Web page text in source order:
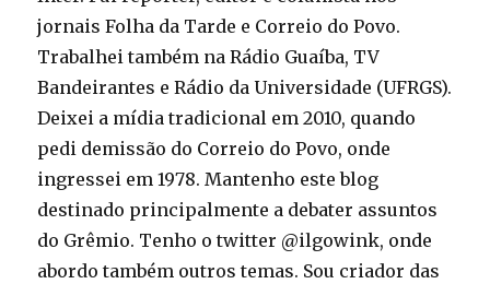
jornais Folha da Tarde e Correio do Povo.
Trabalhei também na Rádio Guaíba, TV
Bandeirantes e Rádio da Universidade (UFRGS).
Deixei a mídia tradicional em 2010, quando
pedi demissão do Correio do Povo, onde
ingressei em 1978. Mantenho este blog
destinado principalmente a debater assuntos
do Grêmio. Tenho o twitter @ilgowink, onde
abordo também outros temas. Sou criador das